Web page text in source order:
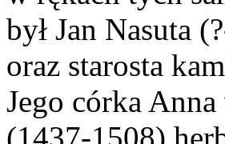
był Jan Nasuta
oraz starosta
Jego córka Anna
(1437-1508)